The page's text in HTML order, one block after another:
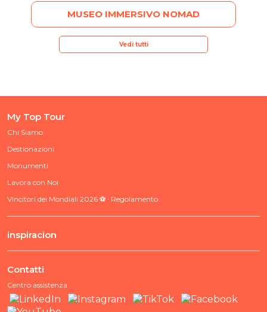
MUSEO IMMERSIVO NOMAD
Vedi tutti
My Top Tour
Chi Siamo
Destionazioni
Monumenti
Lavora con Noi
Vincitori dei Mondiali 2026 ⚽ · Regolamento
inspiracion
Contatti
Centro assistenza